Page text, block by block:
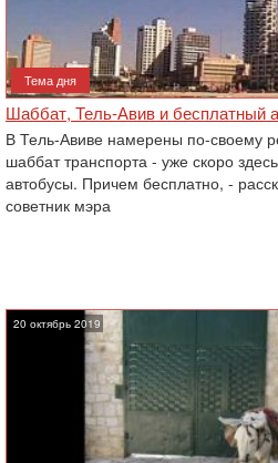
Тема дня
Шаббат, Тель-Авив и бесплатный
В Тель-Авиве намерены по-своему
шаббат транспорта - уже скоро
автобусы. Причем бесплатно, -
советник мэра
20 октябрь 2019